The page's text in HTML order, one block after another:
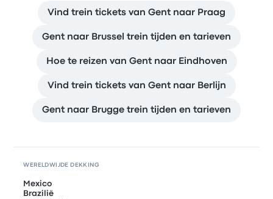
Vind trein tickets van Gent naar Praag
Gent naar Brussel trein tijden en tarieven
Hoe te reizen van Gent naar Eindhoven
Vind trein tickets van Gent naar Berlijn
Gent naar Brugge trein tijden en tarieven
WERELDWIJDE DEKKING
Mexico
Brazilië